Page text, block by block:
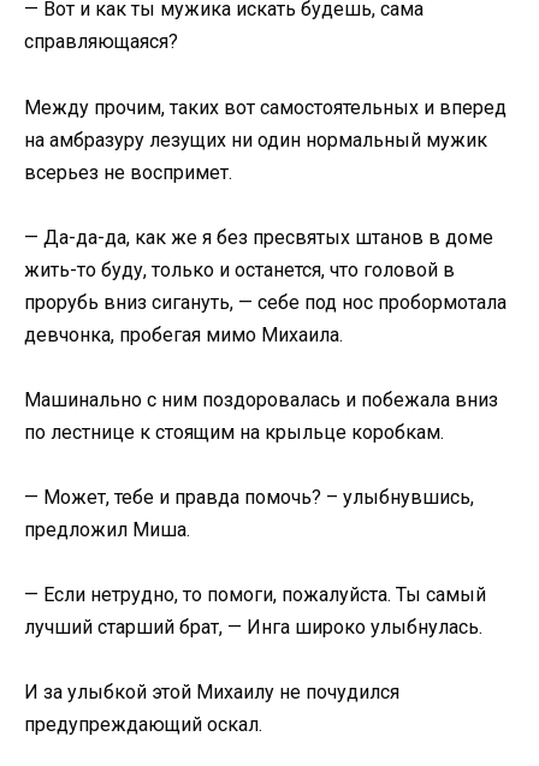
— Вот и как ты мужика искать будешь, сама
справляющаяся?
Между прочим, таких вот самостоятельных и вперед
на амбразуру лезущих ни один нормальный мужик
всерьез не воспримет.
— Да-да-да, как же я без пресвятых штанов в доме
жить-то буду, только и останется, что головой в
прорубь вниз сигануть, — себе под нос пробормотала
девчонка, пробегая мимо Михаила.
Машинально с ним поздоровалась и побежала вниз
по лестнице к стоящим на крыльце коробкам.
— Может, тебе и правда помочь? – улыбнувшись,
предложил Миша.
— Если нетрудно, то помоги, пожалуйста. Ты самый
лучший старший брат, — Инга широко улыбнулась.
И за улыбкой этой Михаилу не почудился
предупреждающий оскал.